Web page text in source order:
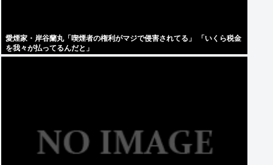
愛煙家・岸谷蘭丸「喫煙者の権利がマジで侵害されてる」 「いくら税金
を我々が払ってるんだと」